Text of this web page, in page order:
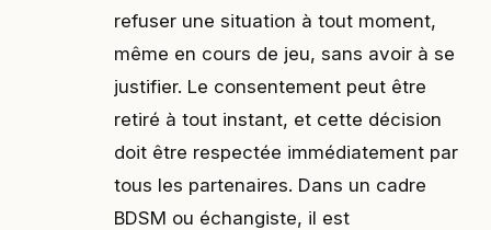
refuser une situation à tout moment,
même en cours de jeu, sans avoir à se
justifier. Le consentement peut être
retiré à tout instant, et cette décision
doit être respectée immédiatement par
tous les partenaires. Dans un cadre
BDSM ou échangiste, il est